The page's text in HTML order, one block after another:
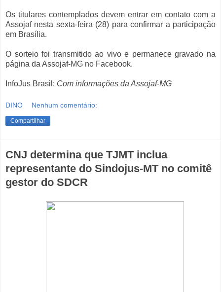
Os titulares contemplados devem entrar em contato com a
Assojaf nesta sexta-feira (28) para confirmar a participação
em Brasília.
O sorteio foi transmitido ao vivo e permanece gravado na
página da Assojaf-MG no Facebook.
InfoJus Brasil: Com informações da Assojaf-MG
DINO Nenhum comentário:
Compartilhar
CNJ determina que TJMT inclua
representante do Sindojus-MT no comitê
gestor do SDCR